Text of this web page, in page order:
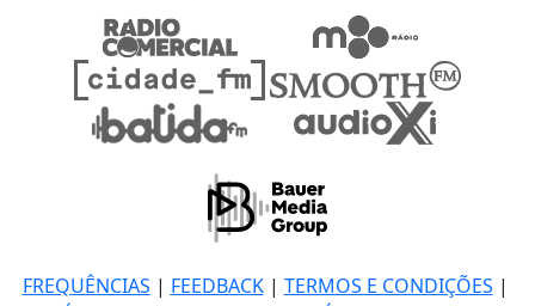
FREQUÊNCIAS | FEEDBACK| TERMOS E CONDIÇÕES |